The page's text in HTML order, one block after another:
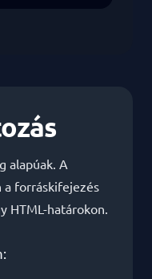
alapúak. A
a forráskifejezés
HTML-határokon.